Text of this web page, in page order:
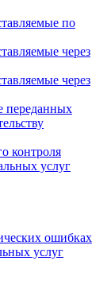
по
через
через
переданных
контроля
услуг
ошибках
услуг